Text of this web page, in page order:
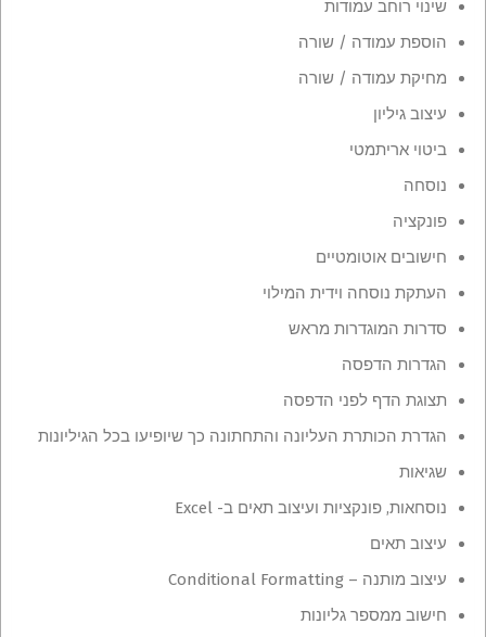
שינוי רוחב עמודות
הוספת עמודה / שורה
מחיקת עמודה / שורה
עיצוב גיליון
ביטוי אריתמטי
נוסחה
פונקציה
חישובים אוטומטיים
העתקת נוסחה וידית המילוי
סדרות המוגדרות מראש
הגדרות הדפסה
תצוגת הדף לפני הדפסה
הגדרת הכותרת העליונה והתחתונה כך שיופיעו בכל הגיליונות
שגיאות
נוסחאות, פונקציות ועיצוב תאים ב- Excel
עיצוב תאים
עיצוב מותנה – Conditional Formatting
חישוב ממספר גליונות